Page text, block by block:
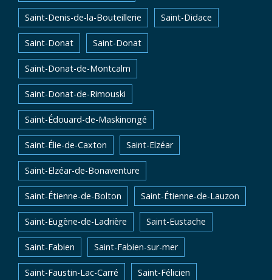
Saint-Denis-de-la-Bouteillerie Saint-Didace
Saint-Donat Saint-Donat
Saint-Donat-de-Montcalm
Saint-Donat-de-Rimouski
Saint-Édouard-de-Maskinongé
Saint-Élie-de-Caxton Saint-Elzéar
Saint-Elzéar-de-Bonaventure
Saint-Étienne-de-Bolton Saint-Étienne-de-Lauzon
Saint-Eugène-de-Ladrière Saint-Eustache
Saint-Fabien Saint-Fabien-sur-mer
Saint-Faustin-Lac-Carré Saint-Félicien